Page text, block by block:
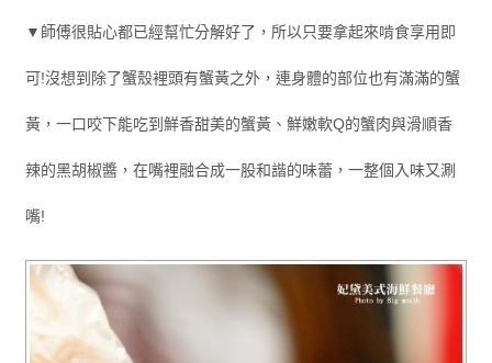
▼師傅很貼心都已經幫忙分解好了，所以只要拿起來啃食享用即
可!沒想到除了蟹殼裡頭有蟹黃之外，連身體的部位也有滿滿的蟹
黃，一口咬下能吃到鮮香甜美的蟹黃、鮮嫩軟Q的蟹肉與滑順香
辣的黑胡椒醬，在嘴裡融合成一股和諧的味蕾，一整個入味又涮
嘴!